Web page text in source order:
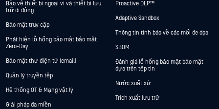
Bảo vệ thiết bị ngoại vi và thiết bị lưu
trữ di động
Bảo mật truy cập
Phát hiện lỗ hổng bảo mật bảo mật
Zero-Day
Bảo mật thư điện tử (email)
Quản lý truyền tệp
Hệ thống OT & Mạng vật lý
Giải pháp đa miền
Proactive DLP™
Adaptive Sandbox
Thông tin tình báo về các mối đe dọa
SBOM
Đánh giá lỗ hổng bảo mật bảo mật
dựa trên tệp tin
Nước xuất xứ
Trích xuất lưu trữ